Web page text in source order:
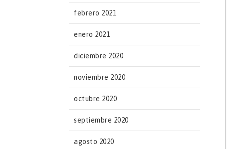
febrero 2021
enero 2021
diciembre 2020
noviembre 2020
octubre 2020
septiembre 2020
agosto 2020